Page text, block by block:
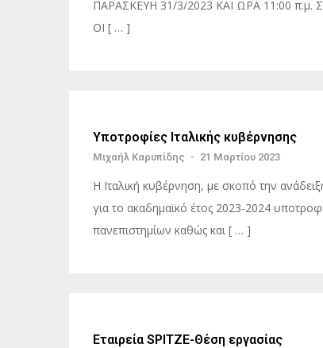
ΠΑΡΑΣΚΕΥΗ 31/3/2023 ΚΑΙ ΩΡΑ 11:00
ΟΙ [ … ]
Υποτροφίες Ιταλικής κυβέρνησης
Μιχαήλ Καρυπίδης - 21 Μαρτίου 2023
Η Ιταλική κυβέρνηση, με σκοπό την
για το ακαδημαϊκό έτος 2023-2024
πανεπιστημίων καθώς και [ … ]
Εταιρεία SPITZE-Θέση εργασίας